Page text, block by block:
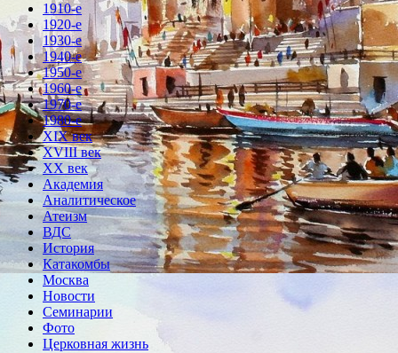
1910-е
1920-е
1930-е
1940-е
1950-е
1960-е
1970-е
1980-е
XIX век
XVIII век
XX век
Академия
Аналитическое
Атеизм
ВДС
История
Катакомбы
Москва
Новости
Семинарии
Фото
Церковная жизнь